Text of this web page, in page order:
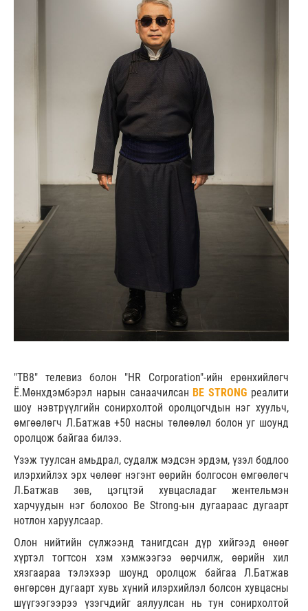
"ТВ8" телевиз болон "HR Corporation"-ийн ерөнхийлөгч
Ё.Мөнхдэмбэрэл нарын санаачилсан BE STRONG реалити
шоу нэвтрүүлгийн сонирхолтой оролцогчдын нэг хуульч,
өмгөөлөгч Л.Батжав +50 насны төлөөлөл болон уг шоунд
оролцож байгаа билээ.
Үзэж туулсан амьдрал, судалж мэдсэн эрдэм, үзэл бодлоо
илэрхийлэх эрх чөлөөг нэгэнт өөрийн болгосон өмгөөлөгч
Л.Батжав зөв, цэгцтэй хувцасладаг жентельмэн
харчуудын нэг болохоо Be Strong-ын дугаараас дугаарт
нотлон харуулсаар.
Олон нийтийн сүлжээнд танигдсан дүр хийгээд өнөөг
хүртэл тогтсон хэм хэмжээгээ өөрчилж, өөрийн хил
хязгаараа тэлэхээр шоунд оролцож байгаа Л.Батжав
өнгөрсөн дугаарт хувь хүний илэрхийлэл болсон хувцасны
шүүгээгээрээ үзэгчдийг аялуулсан нь тун сонирхолтой